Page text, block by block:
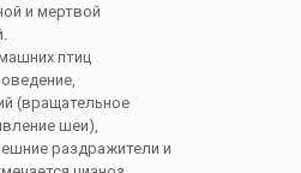
и мертвой
птиц
(вращательное
шеи),
раздражители и